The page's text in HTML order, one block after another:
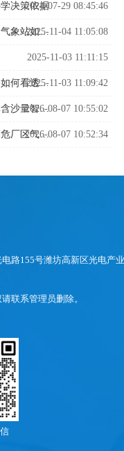
决策依据
2024-07-29 08:45:46
并网式光伏环境气象站，从阳光到数据：气象站如何解码光伏发电密码？
2025-11-04 11:05:08
2025-11-03 11:11:15
能见度监测站，从模糊到清晰：一台设备如何看透迷雾中的危险
2025-11-03 11:09:42
智能光电测沙仪赋能水文监测，实现水体含沙量智能精准管控
2026-08-07 10:55:02
化工安全新防线！化工防爆气象站适配高危厂区气象监测
2026-08-07 10:52:34
路155号潍坊高新区光电产业
联系管理员删除。